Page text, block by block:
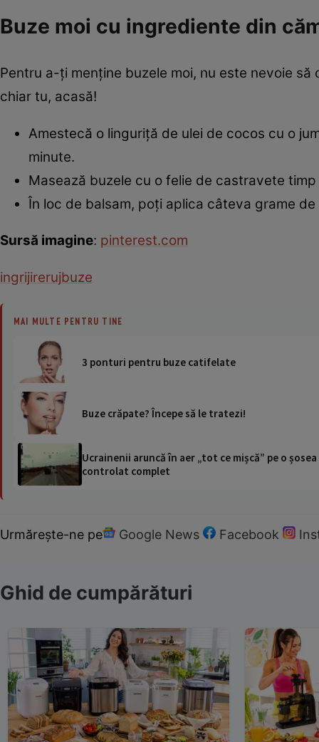
Buze moi cu ingrediente din
Pentru a-ţi menţine buzele moi, nu este nevoie
chiar tu, acasă!
Amestecă o linguriţă de ulei de cocos cu o
minute.
Masează buzele cu o felie de castravete
În loc de balsam, poţi aplica câteva grame
Sursă imagine: pinterest.com
ingrijirerujbuze
MAI MULTE PENTRU TINE
3 ponturi pentru buze catifelate
Buze crăpate? Începe să le tratezi!
Ucrainenii aruncă în aer „tot ce mișcă” pe o
controlat complet
Urmărește-ne pe Google News Facebook
Ghid de cumpărături